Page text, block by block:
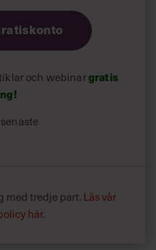
i 16 europeiska länder
i framkant, visar
uppdrag av
och webinargratis
med tredje part. Läs vår
här.